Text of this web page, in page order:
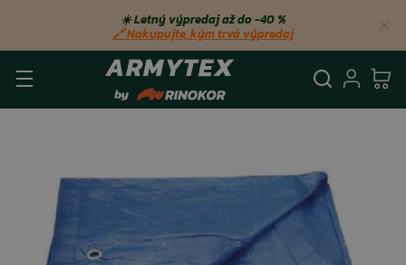
☀️ Letný výpredaj až do −40 %
🔗 Nakupujte, kým trvá výpredaj